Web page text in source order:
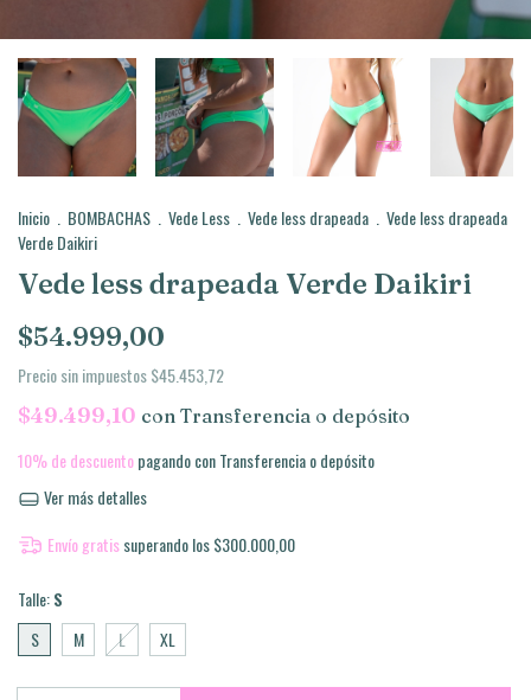
Inicio . BOMBACHAS . Vede Less . Vede less drapeada . Vede less drapeada
Verde Daikiri
Vede less drapeada Verde Daikiri
$54.999,00
Precio sin impuestos$45.453,72
$49.499,10 con Transferencia o depósito
10% de descuentopagando con Transferencia o depósito
Ver más detalles
Envío gratissuperando los$300.000,00
Talle:S
S
M L XL